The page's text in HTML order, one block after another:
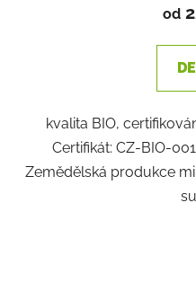
od
kvalita BIO,
Certifikát: CZ-BIO-
Zemědělská produkce